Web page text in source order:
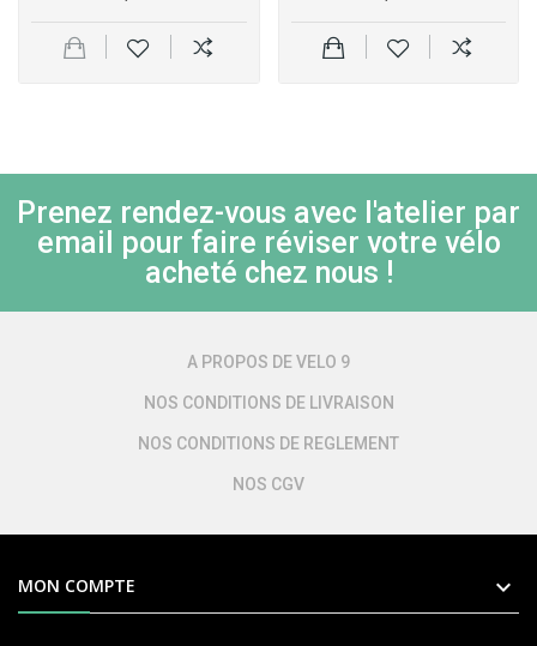
Prenez rendez-vous avec l'atelier par
email pour faire réviser votre vélo
acheté chez nous !
A PROPOS DE VELO 9
NOS CONDITIONS DE LIVRAISON
NOS CONDITIONS DE REGLEMENT
NOS CGV
MON COMPTE 